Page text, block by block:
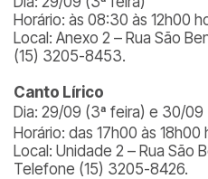
Horário: às 08:30 às 12h00
Local: Anexo 2 – Rua São
(15) 3205-8453.
Canto Lírico
Dia: 29/09 (3ª feira) e 30/09
Horário: das 17h00 às 18h00
Local: Unidade 2 – Rua São
Telefone (15) 3205-8426.